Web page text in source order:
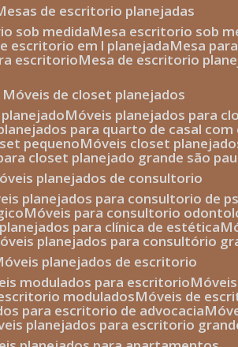
mesas de escritorio planejadas
sob medida mesa escritorio sob
escritorio em l planejada mesa
escritorio mesa de escritorio
móveis de closet planejados
planejado móveis planejados para
planejados para quarto de casal
pequeno móveis closet
para closet planejado grande são
móveis planejados de consultorio
planejados para consultorio de
móveis para consultorio
planejados para clínica de estética
móveis planejados para consultório
móveis planejados de escritorio
modulados para escritorio
escritorio modulados móveis de
para escritorio de advocacia
planejados para escritorio